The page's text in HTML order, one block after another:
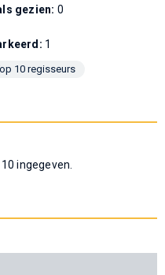
gezien: 0
1
10 regisseurs
ingegeven.